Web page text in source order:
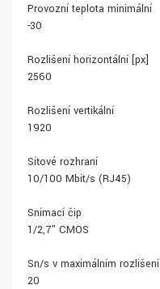
Provozní teplota minimální
-30
Rozlišení horizontální [px]
2560
Rozlišení vertikální
1920
Síťové rozhraní
10/100 Mbit/s (RJ45)
Snímací čip
1/2,7" CMOS
Sn/s v maximálním rozlišení
20